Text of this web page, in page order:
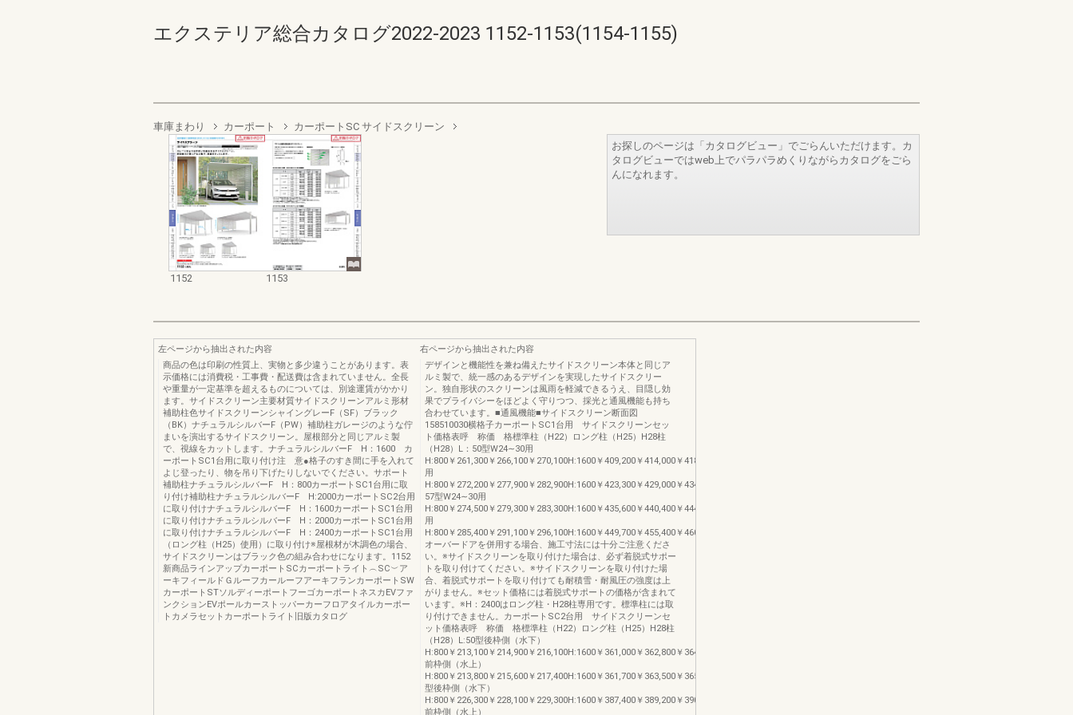
エクステリア総合カタログ2022-2023 1152-1153(1154-1155)
車庫まわり カーポート カーポートSC サイドスクリーン
1152 1153
お探しのページは「カタログビュー」でごらんいただけます。カ
タログビューではweb上でパラパラめくりながらカタログをごら
んになれます。
左ページから抽出された内容
商品の色は印刷の性質上、実物と多少違うことがあります。表
示価格には消費税・工事費・配送費は含まれていません。全長
や重量が一定基準を超えるものについては、別途運賃がかかり
ます。サイドスクリーン主要材質サイドスクリーンアルミ形材
補助柱色サイドスクリーンシャイングレーF（SF）ブラック
（BK）ナチュラルシルバーF（PW）補助柱ガレージのような佇
まいを演出するサイドスクリーン。屋根部分と同じアルミ製
で、視線をカットします。ナチュラルシルバーF H：1600 カ
ーポートSC1台用に取り付け注 意●格子のすき間に手を入れて
よじ登ったり、物を吊り下げたりしないでください。サポート
補助柱ナチュラルシルバーF H：800カーポートSC1台用に取
り付け補助柱ナチュラルシルバーF H:2000カーポートSC2台用
に取り付けナチュラルシルバーF H：1600カーポートSC1台用
に取り付けナチュラルシルバーF H：2000カーポートSC1台用
に取り付けナチュラルシルバーF H：2400カーポートSC1台用
（ロング柱（H25）使用）に取り付け※屋根材が木調色の場合、
サイドスクリーンはブラック色の組み合わせになります。1152
新商品ラインアップカーポートSCカーポートライト︵SC︶ア
ーキフィールドＧルーフカールーフアーキフランカーポートSW
カーポートSTソルディーポートフーゴカーポートネスカEVファ
ンクションEVポールカーストッパーカーフロアタイルカーポー
トカメラセットカーポートライト旧版カタログ
右ページから抽出された内容
デザインと機能性を兼ね備えたサイドスクリーン本体と同じア
ルミ製で、統一感のあるデザインを実現したサイドスクリー
ン。独自形状のスクリーンは風雨を軽減できるうえ、目隠し効
果でプライバシーをほどよく守りつつ、採光と通風機能も持ち
合わせています。■通風機能■サイドスクリーン断面図
158510030横格子カーポートSC1台用 サイドスクリーンセッ
ト価格表呼 称価 格標準柱（H22）ロング柱（H25）H28柱
（H28）L：50型W24∼30用
H:800￥261,300￥266,100￥270,100H:1600￥409,200￥414,000￥418,000H:2000￥483,000￥487,800￥491,800H:2400―￥561,900￥565,900W33
用
H:800￥272,200￥277,900￥282,900H:1600￥423,300￥429,000￥434,000H:2000￥498,700￥504,400￥509,400H:2400―￥580,200￥585,200L：
57型W24∼30用
H:800￥274,500￥279,300￥283,300H:1600￥435,600￥440,400￥444,400H:2000￥516,000￥520,800￥524,800H:2400―￥601,500￥605,500W33
用
H:800￥285,400￥291,100￥296,100H:1600￥449,700￥455,400￥460,400H:2000￥531,700￥537,400￥542,400H:2400―￥619,800￥624,800※
オーバードアを併用する場合、施工寸法には十分ご注意くださ
い。※サイドスクリーンを取り付けた場合は、必ず着脱式サポー
トを取り付けてください。※サイドスクリーンを取り付けた場
合、着脱式サポートを取り付けても耐積雪・耐風圧の強度は上
がりません。※セット価格には着脱式サポートの価格が含まれて
います。※H：2400はロング柱・H28柱専用です。標準柱には取
り付けできません。カーポートSC2台用 サイドスクリーンセ
ット価格表呼 称価 格標準柱（H22）ロング柱（H25）H28柱
（H28）L:50型後枠側（水下）
H:800￥213,100￥214,900￥216,100H:1600￥361,000￥362,800￥364,000H:2000￥434,800￥436,600￥437,800H:2400―￥510,700￥511,900
前枠側（水上）
H:800￥213,800￥215,600￥217,400H:1600￥361,700￥363,500￥365,300H:2000￥435,500￥437,300￥439,100H:2400―￥511,400￥513,200H:2800――￥
型後枠側（水下）
H:800￥226,300￥228,100￥229,300H:1600￥387,400￥389,200￥390,400H:2000￥467,800￥469,600￥470,800H:2400―￥550,300￥551,500
前枠側（水上）